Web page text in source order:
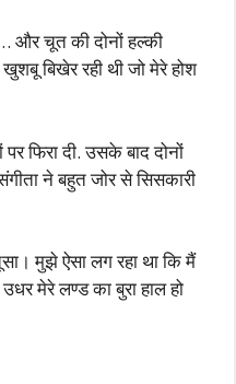
और चूत की दोनों हल्की
बिखेर रही थी जो मेरे होश
फिरा दी. उसके बाद दोनों
ने बहुत जोर से सिसकारी
मुझे ऐसा लग रहा था कि मैं
मेरे लण्ड का बुरा हाल हो